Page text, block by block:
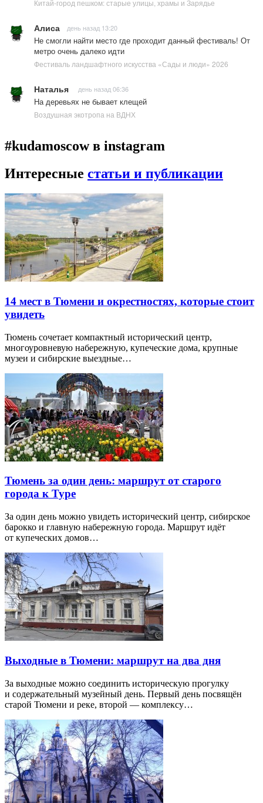
Китай-город пешком: старые улицы, храмы и Зарядье
Алиса день назад 13:20
Не смогли найти место где проходит данный фестиваль! От
метро очень далеко идти
Фестиваль ландшафтного искусства «Сады и люди» 2026
Наталья день назад 06:36
На деревьях не бывает клещей
Воздушная экотропа на ВДНХ
#kudamoscow в instagram
Интересные статьи и публикации
14 мест в Тюмени и окрестностях, которые стоит
увидеть
Тюмень сочетает компактный исторический центр,
многоуровневую набережную, купеческие дома, крупные
музеи и сибирские выездные…
Тюмень за один день: маршрут от старого
города к Туре
За один день можно увидеть исторический центр, сибирское
барокко и главную набережную города. Маршрут идёт
от купеческих домов…
Выходные в Тюмени: маршрут на два дня
За выходные можно соединить историческую прогулку
и содержательный музейный день. Первый день посвящён
старой Тюмени и реке, второй — комплексу…